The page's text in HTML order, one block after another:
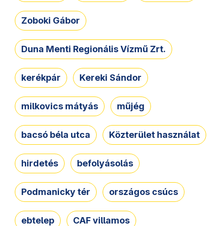
Zoboki Gábor
Duna Menti Regionális Vízmű Zrt.
kerékpár Kereki Sándor
milkovics mátyás műjég
bacsó béla utca Közterület használat
hirdetés befolyásolás
Podmanicky tér országos csúcs
ebtelep CAF villamos